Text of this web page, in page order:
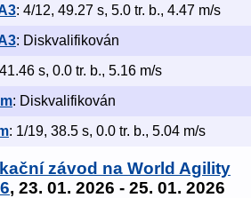
: 4/12, 49.27 s, 5.0 tr. b., 4.47 m/s
: Diskvalifikován
s, 0.0 tr. b., 5.16 m/s
: Diskvalifikován
: 1/19, 38.5 s, 0.0 tr. b., 5.04 m/s
závod na World Agility
, 23. 01. 2026 - 25. 01. 2026